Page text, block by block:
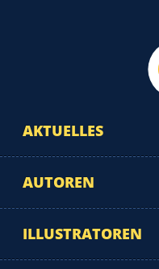
AKTUELLES
AUTOREN
ILLUSTRATOREN